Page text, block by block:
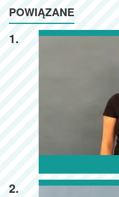
POWIĄZANE
1.
2.